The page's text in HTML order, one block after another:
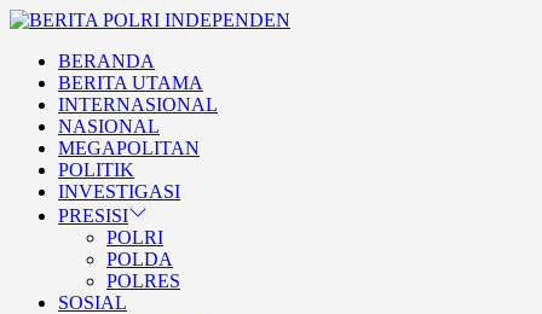
Skip
content
BERITA POLRI
INDEPENDEN
BERANDA
BERITA UTAMA
INTERNASIONAL
NASIONAL
MEGAPOLITAN
POLITIK
INVESTIGASI
PRESISI
POLRI
POLDA
POLRES
SOSIAL